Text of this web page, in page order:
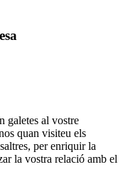
galetes al vostre
quan visiteu els
per enriquir la
la vostra relació amb el